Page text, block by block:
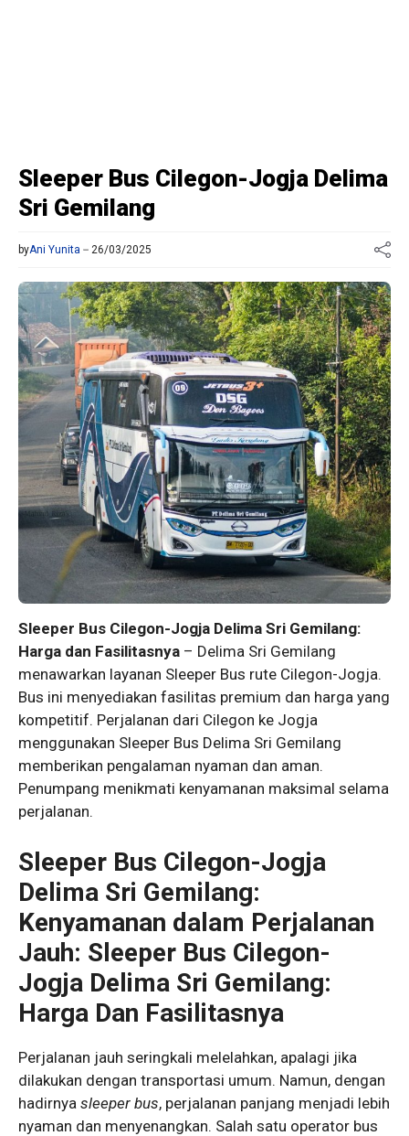
Sleeper Bus Cilegon-Jogja Delima
Sri Gemilang
byAni Yunita 26/03/2025
Sleeper Bus Cilegon-Jogja Delima Sri Gemilang:
Harga dan Fasilitasnya – Delima Sri Gemilang
menawarkan layanan Sleeper Bus rute Cilegon-Jogja.
Bus ini menyediakan fasilitas premium dan harga yang
kompetitif. Perjalanan dari Cilegon ke Jogja
menggunakan Sleeper Bus Delima Sri Gemilang
memberikan pengalaman nyaman dan aman.
Penumpang menikmati kenyamanan maksimal selama
perjalanan.
Sleeper Bus Cilegon-Jogja
Delima Sri Gemilang:
Kenyamanan dalam Perjalanan
Jauh: Sleeper Bus Cilegon-
Jogja Delima Sri Gemilang:
Harga Dan Fasilitasnya
Perjalanan jauh seringkali melelahkan, apalagi jika
dilakukan dengan transportasi umum. Namun, dengan
hadirnya sleeper bus, perjalanan panjang menjadi lebih
nyaman dan menyenangkan. Salah satu operator bus